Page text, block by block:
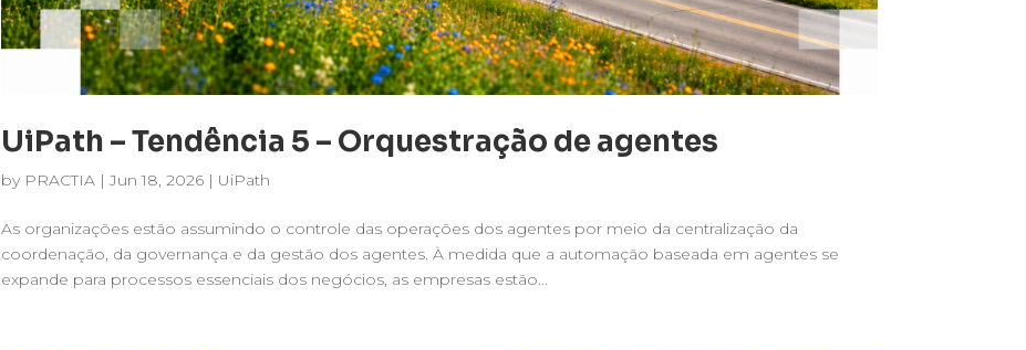
UiPath – Tendência 5 – Orquestração de agentes
by PRACTIA|Jun 18, 2026| UiPath
As organizações estão assumindo o controle das operações dos agentes por meio da centralização da
coordenação, da governança e da gestão dos agentes. À medida que a automação baseada em agentes se
expande para processos essenciais dos negócios, as empresas estão...